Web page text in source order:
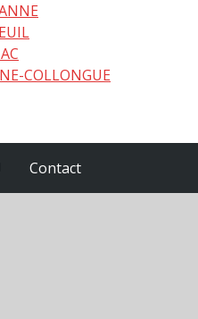
COLLONGUE
Contact